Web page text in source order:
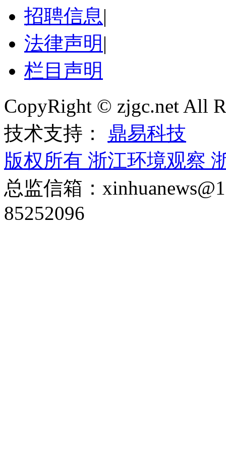
招聘信息|
法律声明 |
栏目声明
CopyRight © zjgc.net All
技术支持： 鼎易科技
版权所有 浙江环境观察
总监信箱：
85252096